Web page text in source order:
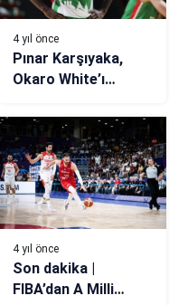
4 yıl önce
Pınar Karşıyaka,
Okaro White’ı
4 yıl önce
Son dakika |
FIBA’dan A Milli